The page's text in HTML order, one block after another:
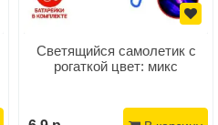
Светящийся самолетик с
рогаткой цвет: микс